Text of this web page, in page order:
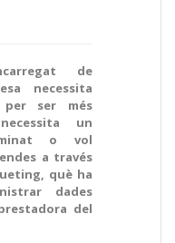
de
necessita
ser més
un
o vol
a través
què ha
dades
del